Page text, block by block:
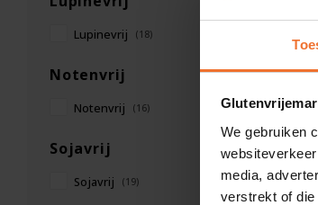
We gebruiken
media,
verstrekt of
Lupinevrij (18)
Notenvrij
Notenvrij (16)
Sojavrij
Sojavrij (19)